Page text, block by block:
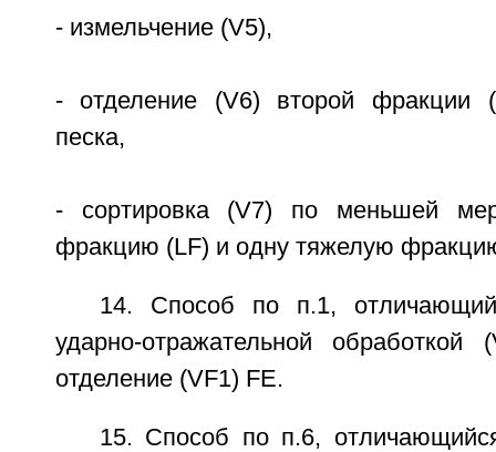
- измельчение (V5),
- отделение (V6) второй фракции
песка,
- сортировка (V7) по меньшей
фракцию (LF) и одну тяжелую
14. Способ по п.1,
ударно-отражательной обработкой
отделение (VF1) FE.
15. Способ по п.6,